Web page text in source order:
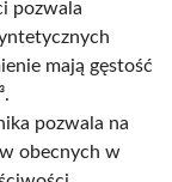
pozwala
mają gęstość
pozwala na
obecnych w